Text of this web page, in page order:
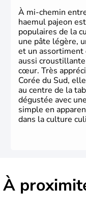
À mi-chemin
haemul pajeon
populaires de la
une pâte légère,
et un
aussi
cœur. Très
Corée du Sud,
au centre de la
dégustée avec
simple en
dans la culture
À